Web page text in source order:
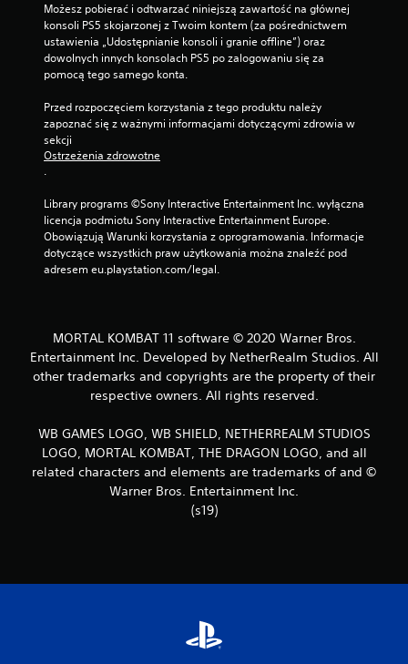
Możesz pobierać i odtwarzać niniejszą zawartość na głównej
konsoli PS5 skojarzonej z Twoim kontem (za pośrednictwem
ustawienia „Udostępnianie konsoli i granie offline”) oraz
dowolnych innych konsolach PS5 po zalogowaniu się za
pomocą tego samego konta.
Przed rozpoczęciem korzystania z tego produktu należy
zapoznać się z ważnymi informacjami dotyczącymi zdrowia w
sekcji
Ostrzeżenia zdrowotne
.
Library programs ©Sony Interactive Entertainment Inc. wyłączna
licencja podmiotu Sony Interactive Entertainment Europe.
Obowiązują Warunki korzystania z oprogramowania. Informacje
dotyczące wszystkich praw użytkowania można znaleźć pod
adresem eu.playstation.com/legal.
MORTAL KOMBAT 11 software © 2020 Warner Bros.
Entertainment Inc. Developed by NetherRealm Studios. All
other trademarks and copyrights are the property of their
respective owners. All rights reserved.
WB GAMES LOGO, WB SHIELD, NETHERREALM STUDIOS
LOGO, MORTAL KOMBAT, THE DRAGON LOGO, and all
related characters and elements are trademarks of and ©
Warner Bros. Entertainment Inc.
(s19)